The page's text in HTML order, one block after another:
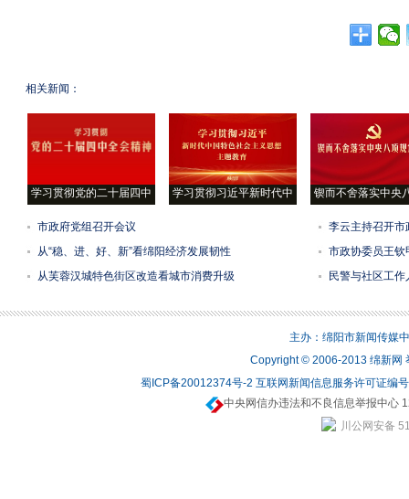
相关新闻：
学习贯彻党的二十届四中 学习贯彻习近平新时代中 锲而不舍落实中央
市政府党组召开会议
李云主持召开市
从“稳、进、好、新”看绵阳经济发展韧性
市政协委员王钦
从芙蓉汉城特色街区改造看城市消费升级
民警与社区工
主办：绵阳市新闻传媒
Copyright © 2006-2013 绵新网
蜀ICP备20012374号-2 互联网新闻信息服务许可证编
中央网信办违法和不良信息举报中心
川公网安备